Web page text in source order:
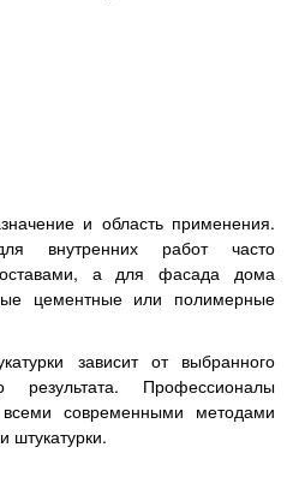
и область применения.
внутренних работ часто
а для фасада дома
цементные или полимерные
зависит от выбранного
Профессионалы
современными методами
штукатурки.